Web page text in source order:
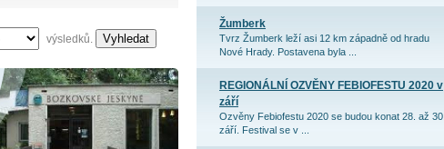
výsledků. Vyhledat
Žumberk
Tvrz Žumberk leží asi 12 km západně od hradu
Nové Hrady. Postavena byla ...
REGIONÁLNÍ OZVĚNY FEBIOFESTU 2020 v
září
Ozvěny Febiofestu 2020 se budou konat 28. až 30.
září. Festival se v ...